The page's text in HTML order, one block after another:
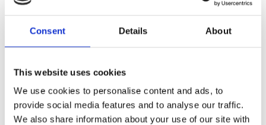
Consent Details About
This website uses cookies
We use cookies to personalise content and ads, to
provide social media features and to analyse our traffic.
We also share information about your use of our site with